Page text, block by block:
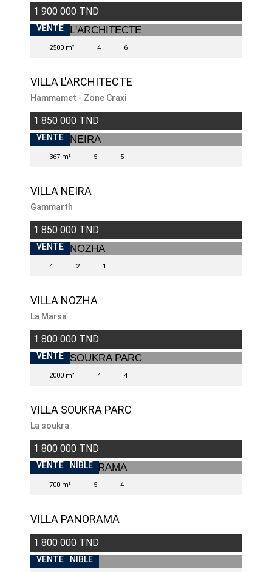
1 900 000 TND
VENTE
2500 m² 4 6
VILLA L'ARCHITECTE
Hammamet - Zone Craxi
1 850 000 TND
VENTE
367 m² 5 5
VILLA NEIRA
Gammarth
1 850 000 TND
VENDU
VENTE
4 2 1
VILLA NOZHA
La Marsa
1 800 000 TND
VENTE
2000 m² 4 4
VILLA SOUKRA PARC
La soukra
1 800 000 TND
INDISPONIBLE
VENTE
700 m² 5 4
VILLA PANORAMA
1 800 000 TND
INDISPONIBLE
VENTE